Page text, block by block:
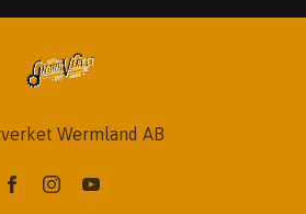
Wermland AB